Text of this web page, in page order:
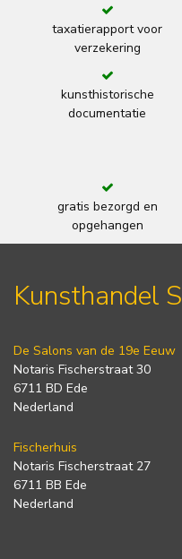
taxatierapport voor
verzekering
kunsthistorische
documentatie
gratis bezorgd en
opgehangen
Kunsthandel
De Salons van de 19e Eeuw
Notaris Fischerstraat 30
6711 BD Ede
Nederland
Fischerhuis
Notaris Fischerstraat 27
6711 BB Ede
Nederland